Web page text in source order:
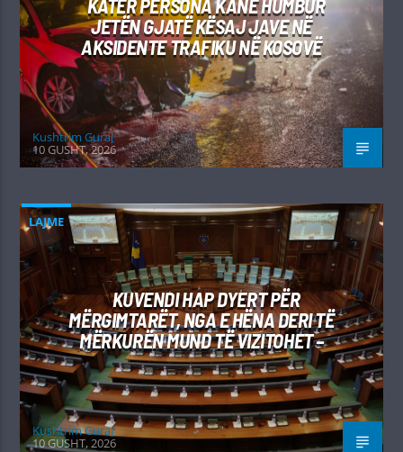
KATËR PERSONA KANË HUMBUR
JETËN GJATË KËSAJ JAVE NË
AKSIDENTE TRAFIKU NË KOSOVË
Kushtrim Guraj
10 GUSHT, 2026
LAJME
KUVENDI HAP DYERT PËR
MËRGIMTARËT, NGA E HËNA DERI TË
MËRKURËN MUND TË VIZITOHET –
Kushtrim Guraj
10 GUSHT, 2026